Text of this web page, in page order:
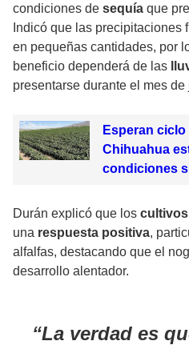
condiciones de sequía que
Indicó que las precipitaciones
en pequeñas cantidades, por
beneficio dependerá de las
presentarse durante el mes de
Esperan
Chihuahua
condiciones
Durán explicó que los
una respuesta positiva,
alfalfas, destacando que el
desarrollo alentador.
La verdad es